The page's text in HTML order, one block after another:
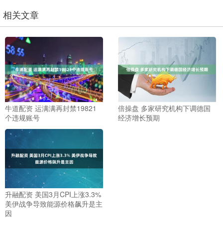
相关文章
牛道配资 运满满再封禁19821
个违规账号
倍操盘 多家研究机构下调德国
经济增长预期
升融配资 美国3月CPI上涨3.3%
美伊战争导致能源价格飙升是主
因